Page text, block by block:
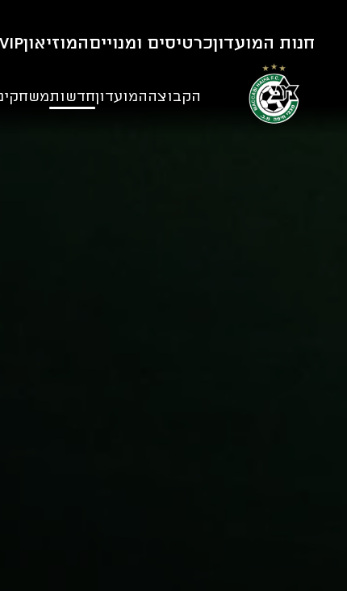
חנות המועדוןכרטיסים ומנוייםהמוזיאוןVIP
הקבוצההמועדוןחדשות